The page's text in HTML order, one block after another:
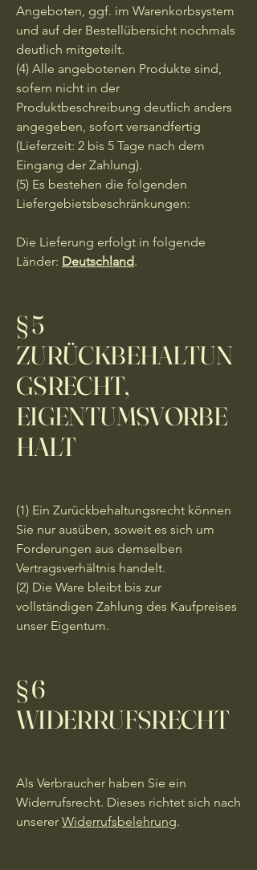
Angeboten, ggf. im Warenkorbsystem
und auf der Bestellübersicht nochmals
deutlich mitgeteilt.
(4) Alle angebotenen Produkte sind,
sofern nicht in der
Produktbeschreibung deutlich anders
angegeben, sofort versandfertig
(Lieferzeit: 2 bis 5 Tage nach dem
Eingang der Zahlung).
(5) Es bestehen die folgenden
Liefergebietsbeschränkungen:
Die Lieferung erfolgt in folgende
Länder: Deutschland.
§ 5
ZURÜCKBEHALTUN
GSRECHT,
EIGENTUMSVORBE
HALT
(1) Ein Zurückbehaltungsrecht können
Sie nur ausüben, soweit es sich um
Forderungen aus demselben
Vertragsverhältnis handelt.
(2) Die Ware bleibt bis zur
vollständigen Zahlung des Kaufpreises
unser Eigentum.
§ 6
WIDERRUFSRECHT
Als Verbraucher haben Sie ein
Widerrufsrecht. Dieses richtet sich nach
unserer Widerrufsbelehrung.